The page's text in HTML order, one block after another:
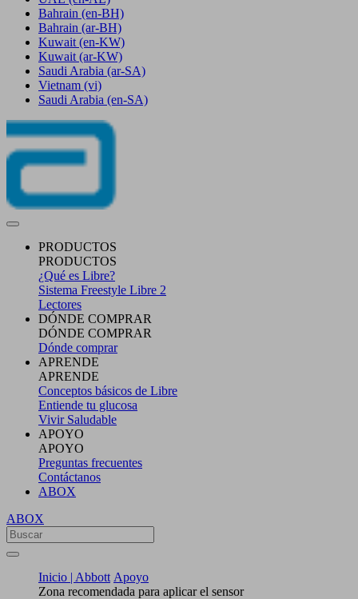
Bahrain (en-BH)
Bahrain (ar-BH)
Kuwait (en-KW)
Kuwait (ar-KW)
Saudi Arabia (ar-SA)
Vietnam (vi)
Saudi Arabia (en-SA)
PRODUCTOS
PRODUCTOS
¿Qué es Libre?
Sistema Freestyle Libre 2
Lectores
DÓNDE COMPRAR
DÓNDE COMPRAR
Dónde comprar
APRENDE
APRENDE
Conceptos básicos de Libre
Entiende tu glucosa
Vivir Saludable
APOYO
APOYO
Preguntas frecuentes
Contáctanos
ABOX
ABOX
Inicio | Abbott Apoyo
Zona recomendada para aplicar el sensor